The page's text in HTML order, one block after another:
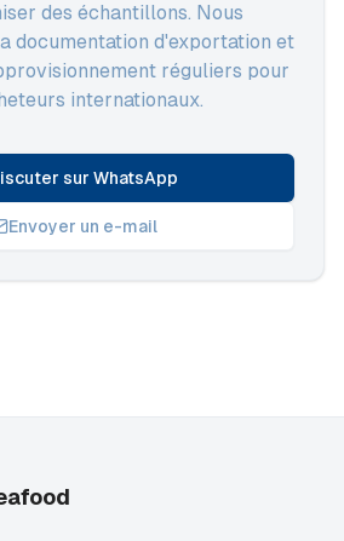
des échantillons. Nous
documentation d'exportation et
réguliers pour
internationaux.
sur WhatsApp
Envoyer un e-mail